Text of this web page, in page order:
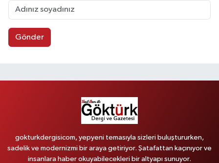
Gönder
gokturkdergisicom, yepyeni temasıyla sizleri buluştururken,
sadelik ve modernizmi bir araya getiriyor. Şatafattan kaçınıyor ve
insanlara haber okuyabilecekleri bir altyapı sunuyor.